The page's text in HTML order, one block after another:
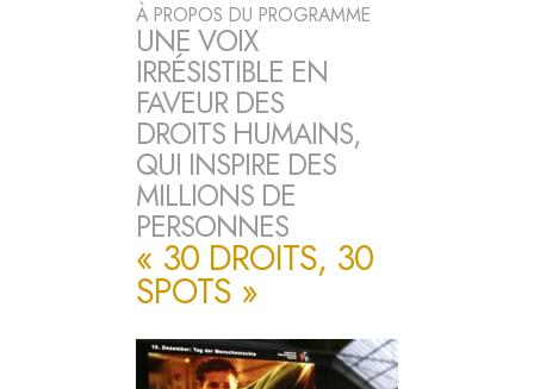
À PROPOS DU PROGRAMME
UNE VOIX
IRRÉSISTIBLE EN
FAVEUR DES
DROITS HUMAINS,
QUI INSPIRE DES
MILLIONS DE
PERSONNES
« 30 DROITS, 30
SPOTS »